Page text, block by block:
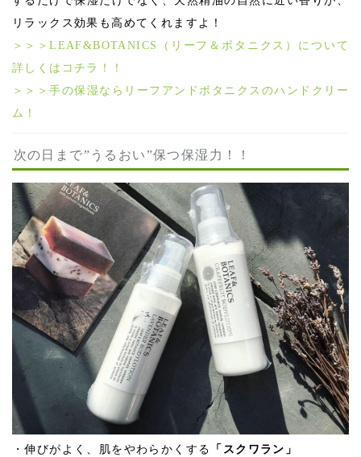
リラックス効果も高めてくれますよ！
＞＞＞LEAF&BOTANICS（リーフ＆ボタニクス）について
詳しくはコチラ！！
＞＞＞手の保湿ならリーフアンドボタニクスのハンドクリー
ム！
次の日まで”うるおい”保つ保湿力！！
・伸びがよく、肌をやわらかくする
「スクワラン」